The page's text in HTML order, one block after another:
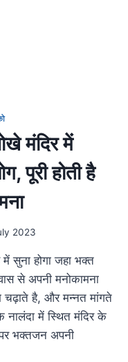
मंदिर में
पूरी होती है
2023
सुना होगा जहा भक्त
से अपनी मनोकामना
चढ़ाते है, और मन्नत मांगते
नालंदा में स्थित मंदिर के
भक्तजन अपनी